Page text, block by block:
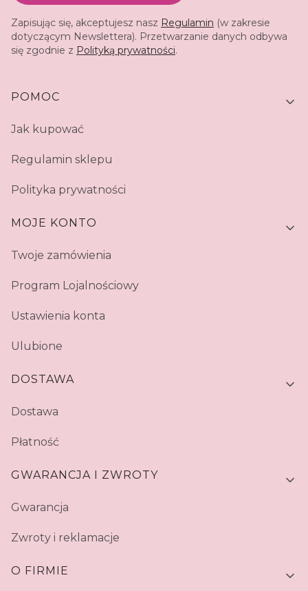
Zapisując się, akceptujesz nasz Regulamin (w zakresie
dotyczącym Newslettera). Przetwarzanie danych odbywa
się zgodnie z Polityką prywatności.
Linki w stopce
POMOC
Jak kupować
Regulamin sklepu
Polityka prywatności
MOJE KONTO
Twoje zamówienia
Program Lojalnościowy
Ustawienia konta
Ulubione
DOSTAWA
Dostawa
Płatność
GWARANCJA I ZWROTY
Gwarancja
Zwroty i reklamacje
O FIRMIE